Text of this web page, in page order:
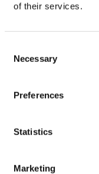
of their services.
Selection
Necessary
Preferences
Statistics
Marketing